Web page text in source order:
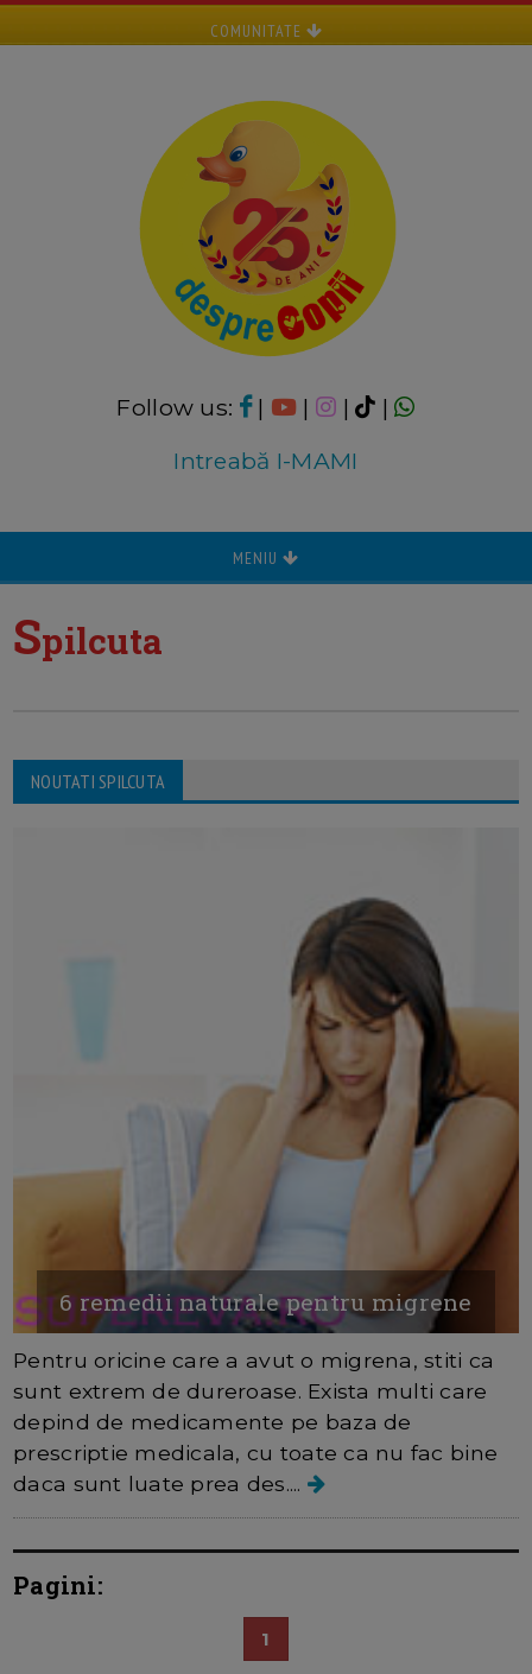
COMUNITATE
Follow us: | | |
|
Intreabă I-MAMI
MENIU
Spilcuta
NOUTATI SPILCUTA
6 remedii naturale pentru migrene
Pentru oricine care a avut o migrena, stiti ca
sunt extrem de dureroase. Exista multi care
depind de medicamente pe baza de
prescriptie medicala, cu toate ca nu fac bine
daca sunt luate prea des....
Pagini:
1